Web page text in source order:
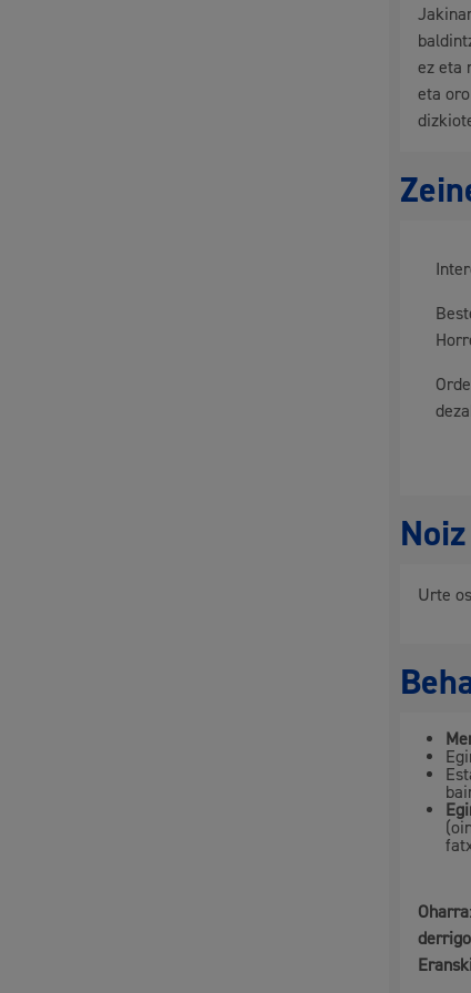
Herritarren segurtasuna eta larrialdiak
Osasun publikoa, animaliak eta
ez eta
eta
Urte
Oharra